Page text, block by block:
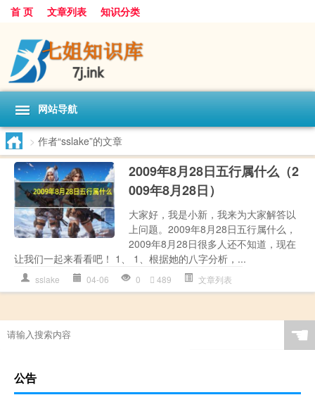
首 页 文章列表 知识分类
网站导航
> 作者“sslake”的文章
2009年8月28日五行属什么（2
009年8月28日）
大家好，我是小新，我来为大家解答以
上问题。2009年8月28日五行属什么，
2009年8月28日很多人还不知道，现在
让我们一起来看看吧！ 1、 1、根据她的八字分析，...
sslake 04-06 0 489 文章列表
☚
公告